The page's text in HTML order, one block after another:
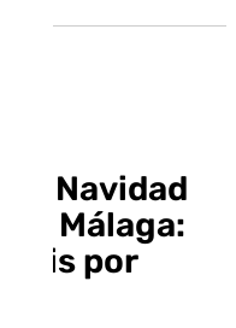
de Navidad
en Málaga:
por